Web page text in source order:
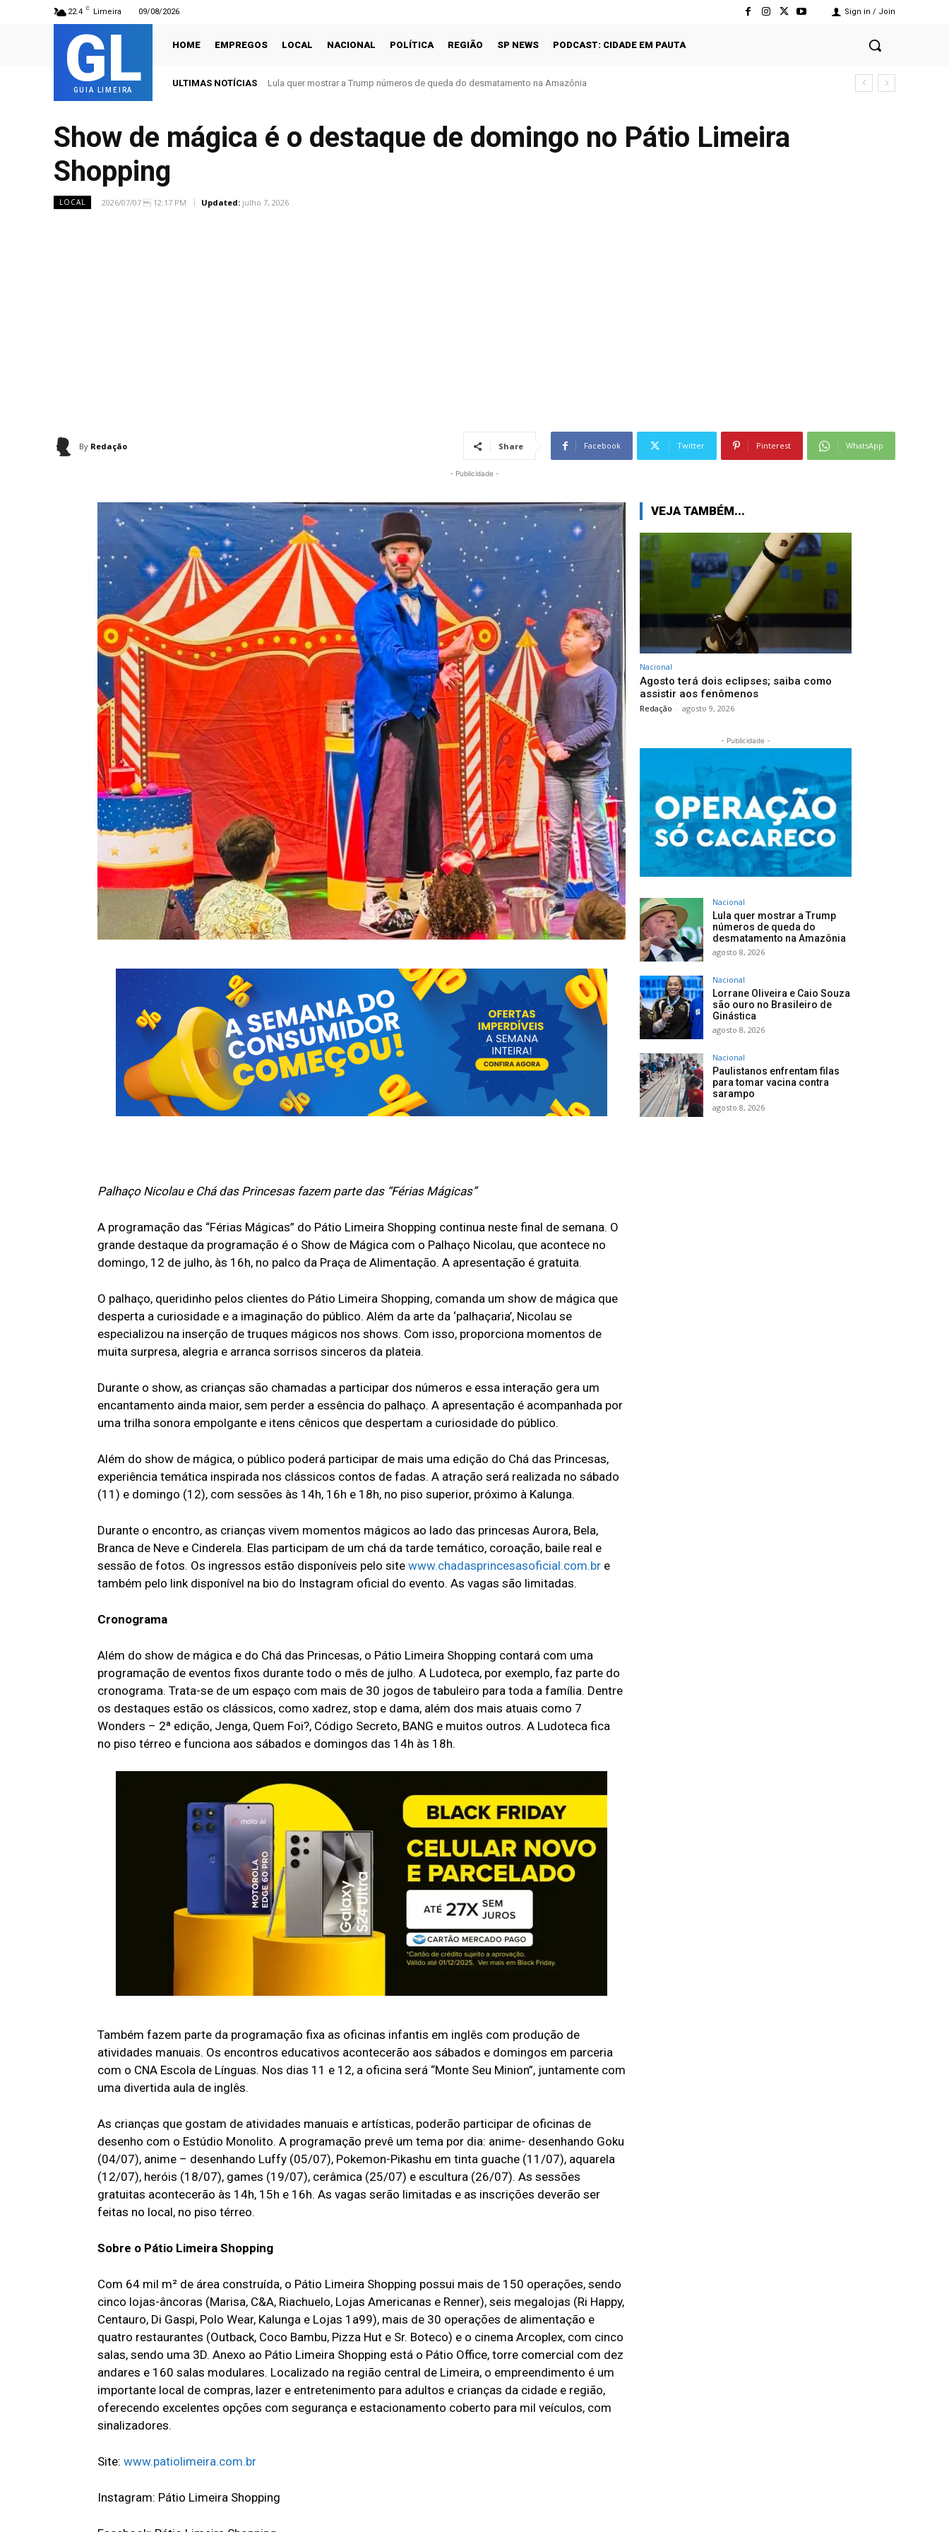
22.4 C Limeira 09/08/2026 Sign in / Join
GL
GUIA LIMEIRA
HOME EMPREGOS LOCAL NACIONAL POLÍTICA REGIÃO SP NEWS PODCAST: CIDADE EM PAUTA
ULTIMAS NOTÍCIASLula quer mostrar a Trump números de queda do desmatamento na Amazônia
Lorrane Oliveira e Caio Souza são ouro no Brasileiro de Ginástica
Show de mágica é o destaque de domingo no Pátio Limeira
Shopping
LOCAL 2026/07/07  12:17 PM Updated: julho 7, 2026
By Redação Share Facebook Twitter Pinterest WhatsApp
- Publicidade -
Palhaço Nicolau e Chá das Princesas fazem parte das “Férias Mágicas”
A programação das “Férias Mágicas” do Pátio Limeira Shopping continua neste final de semana. O
grande destaque da programação é o Show de Mágica com o Palhaço Nicolau, que acontece no
domingo, 12 de julho, às 16h, no palco da Praça de Alimentação. A apresentação é gratuita.
O palhaço, queridinho pelos clientes do Pátio Limeira Shopping, comanda um show de mágica que
desperta a curiosidade e a imaginação do público. Além da arte da ‘palhaçaria’, Nicolau se
especializou na inserção de truques mágicos nos shows. Com isso, proporciona momentos de
muita surpresa, alegria e arranca sorrisos sinceros da plateia.
Durante o show, as crianças são chamadas a participar dos números e essa interação gera um
encantamento ainda maior, sem perder a essência do palhaço. A apresentação é acompanhada por
uma trilha sonora empolgante e itens cênicos que despertam a curiosidade do público.
Além do show de mágica, o público poderá participar de mais uma edição do Chá das Princesas,
experiência temática inspirada nos clássicos contos de fadas. A atração será realizada no sábado
(11) e domingo (12), com sessões às 14h, 16h e 18h, no piso superior, próximo à Kalunga.
Durante o encontro, as crianças vivem momentos mágicos ao lado das princesas Aurora, Bela,
Branca de Neve e Cinderela. Elas participam de um chá da tarde temático, coroação, baile real e
sessão de fotos. Os ingressos estão disponíveis pelo site www.chadasprincesasoficial.com.br e
também pelo link disponível na bio do Instagram oficial do evento. As vagas são limitadas.
Cronograma
Além do show de mágica e do Chá das Princesas, o Pátio Limeira Shopping contará com uma
programação de eventos fixos durante todo o mês de julho. A Ludoteca, por exemplo, faz parte do
cronograma. Trata-se de um espaço com mais de 30 jogos de tabuleiro para toda a família. Dentre
os destaques estão os clássicos, como xadrez, stop e dama, além dos mais atuais como 7
Wonders – 2ª edição, Jenga, Quem Foi?, Código Secreto, BANG e muitos outros. A Ludoteca fica
no piso térreo e funciona aos sábados e domingos das 14h às 18h.
Também fazem parte da programação fixa as oficinas infantis em inglês com produção de
atividades manuais. Os encontros educativos acontecerão aos sábados e domingos em parceria
com o CNA Escola de Línguas. Nos dias 11 e 12, a oficina será “Monte Seu Minion”, juntamente com
uma divertida aula de inglês.
As crianças que gostam de atividades manuais e artísticas, poderão participar de oficinas de
desenho com o Estúdio Monolito. A programação prevê um tema por dia: anime- desenhando Goku
(04/07), anime – desenhando Luffy (05/07), Pokemon-Pikashu em tinta guache (11/07), aquarela
(12/07), heróis (18/07), games (19/07), cerâmica (25/07) e escultura (26/07). As sessões
gratuitas acontecerão às 14h, 15h e 16h. As vagas serão limitadas e as inscrições deverão ser
feitas no local, no piso térreo.
Sobre o Pátio Limeira Shopping
Com 64 mil m² de área construída, o Pátio Limeira Shopping possui mais de 150 operações, sendo
cinco lojas-âncoras (Marisa, C&A, Riachuelo, Lojas Americanas e Renner), seis megalojas (Ri Happy,
Centauro, Di Gaspi, Polo Wear, Kalunga e Lojas 1a99), mais de 30 operações de alimentação e
quatro restaurantes (Outback, Coco Bambu, Pizza Hut e Sr. Boteco) e o cinema Arcoplex, com cinco
salas, sendo uma 3D. Anexo ao Pátio Limeira Shopping está o Pátio Office, torre comercial com dez
andares e 160 salas modulares. Localizado na região central de Limeira, o empreendimento é um
importante local de compras, lazer e entretenimento para adultos e crianças da cidade e região,
oferecendo excelentes opções com segurança e estacionamento coberto para mil veículos, com
sinalizadores.
Site: www.patiolimeira.com.br
Instagram: Pátio Limeira Shopping
VEJA TAMBÉM...
Nacional
Agosto terá dois eclipses; saiba como
assistir aos fenômenos
Redação - agosto 9, 2026
- Publicidade -
Nacional
Lula quer mostrar a Trump
números de queda do
desmatamento na Amazônia
agosto 8, 2026
Nacional
Lorrane Oliveira e Caio Souza
são ouro no Brasileiro de
Ginástica
agosto 8, 2026
Nacional
Paulistanos enfrentam filas
para tomar vacina contra
sarampo
agosto 8, 2026